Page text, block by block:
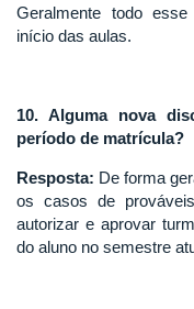
Geralmente todo
início das aulas.
10. Alguma nova
período de matrícula?
Resposta: De forma
os casos de
autorizar e aprovar
do aluno no semestre